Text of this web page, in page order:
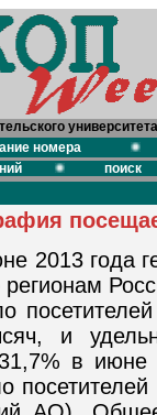
номера
поиск
2013 года
регионам
и
31,7% в